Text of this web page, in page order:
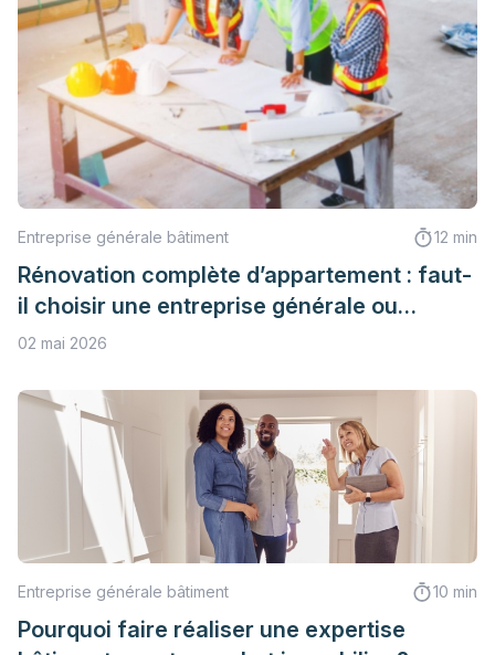
Entreprise générale bâtiment 12 min
Rénovation complète d’appartement : faut-
il choisir une entreprise générale ou
séparer les lots ?
02 mai 2026
Entreprise générale bâtiment 10 min
Pourquoi faire réaliser une expertise